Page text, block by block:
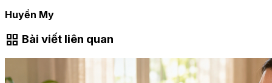
Huyền My
grid_view Bài viết liên quan